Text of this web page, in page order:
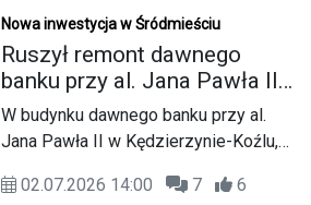
Polic, Puław, Siarkopolu i Tarnowa
podjęły decyzję o ogłoszeniu
pogotowia strajkowego, przekazując
Nowa inwestycja w Śródmieściu
Ruszył remont dawnego
banku przy al. Jana Pawła II.
Nieoficjalnie: będą tam
mieszkania
W budynku dawnego banku przy al.
Jana Pawła II w Kędzierzynie-Koźlu,
rozpoczęły się prace remontowe
02.07.2026 14:00 7 6